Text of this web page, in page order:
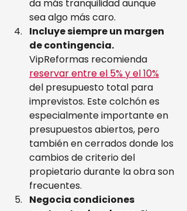
da más tranquilidad aunque
sea algo más caro.
Incluye siempre un margen
de contingencia.
VipReformas recomienda
reservar entre el 5% y el 10%
del presupuesto total para
imprevistos. Este colchón es
especialmente importante en
presupuestos abiertos, pero
también en cerrados donde los
cambios de criterio del
propietario durante la obra son
frecuentes.
Negocia condiciones